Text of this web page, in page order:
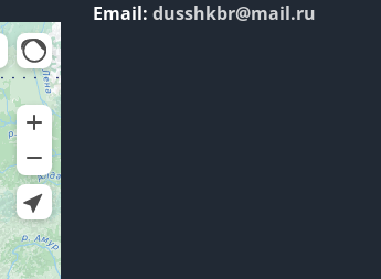
Email: dusshkbr@mail.ru